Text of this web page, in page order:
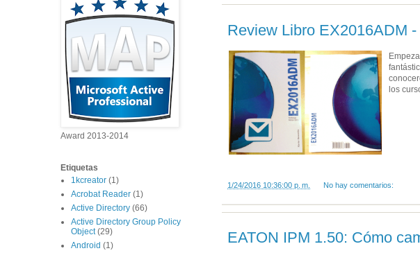
Review Libro EX2016ADM
los
1/24/2016 10:36:00 p. m. No hay comentarios:
EATON IPM 1.50: Cómo
Award 2013-2014
Etiquetas
1kcreator (1)
Acrobat Reader (1)
Active Directory (66)
Active Directory Group Policy
Object (29)
Android (1)